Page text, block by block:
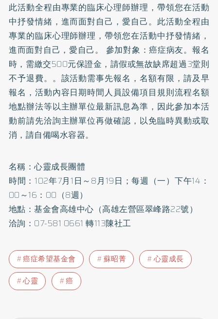
此活動全程由專業的臨床心理師辦理，帶領您在活動
中抒發情緒，進而面對自己，愛自己。此活動全程由
專業的臨床心理師辦理，帶領您在活動中抒發情緒，
進而面對自己，愛自己。 參加對象：癌症病友。報名
時，需繳交500元保證金，請假或無故缺席超過3堂則
不予退費。。該活動需事先報名，名額有限，請及早
報名，活動內容日期時間人員設備項目規則流程名額
地點辦法等以主辦單位最新訊息為準，因此參加本活
動前請先洽詢主辦單位再做確認，以免臨時異動或取
消，請自備喝水容器。
名稱：心靈成長團體
時間：102年7月1日～8月19日；每週（一）下午14：
00～16：00（8週）
地點：基金會高雄中心（高雄左營區翠峰路22號）
洽詢：07-581 0661 轉113陳社工
癌症希望基金會 蘇昭菁
心靈成長
心靈
癌